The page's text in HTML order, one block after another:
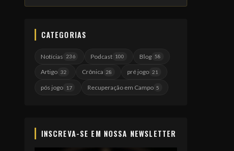
CATEGORIAS
Notícias 236 Podcast 100 Blog 58
Artigo 32 Crônica 28 pré jogo 21
pós jogo 17 Recuperação em Campo 5
INSCREVA-SE EM NOSSA NEWSLETTER